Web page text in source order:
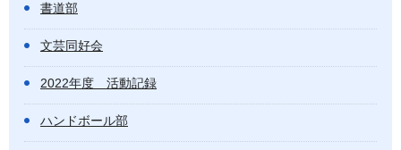
書道部
文芸同好会
2022年度 活動記録
ハンドボール部